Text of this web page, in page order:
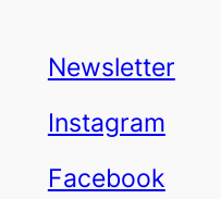
Newsletter
Instagram
Facebook